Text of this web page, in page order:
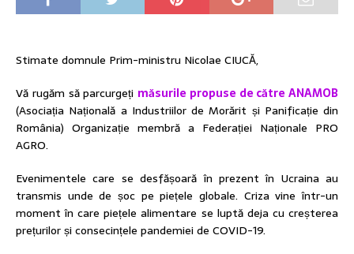
Stimate domnule Prim-ministru Nicolae CIUCĂ,
Vă rugăm să parcurgeți măsurile propuse de către ANAMOB
(Asociația Națională a Industriilor de Morărit și Panificație din
România) Organizație membră a Federației Naționale PRO
AGRO.
Evenimentele care se desfășoară în prezent în Ucraina au
transmis unde de șoc pe piețele globale. Criza vine într-un
moment în care piețele alimentare se luptă deja cu creșterea
prețurilor și consecințele pandemiei de COVID-19.